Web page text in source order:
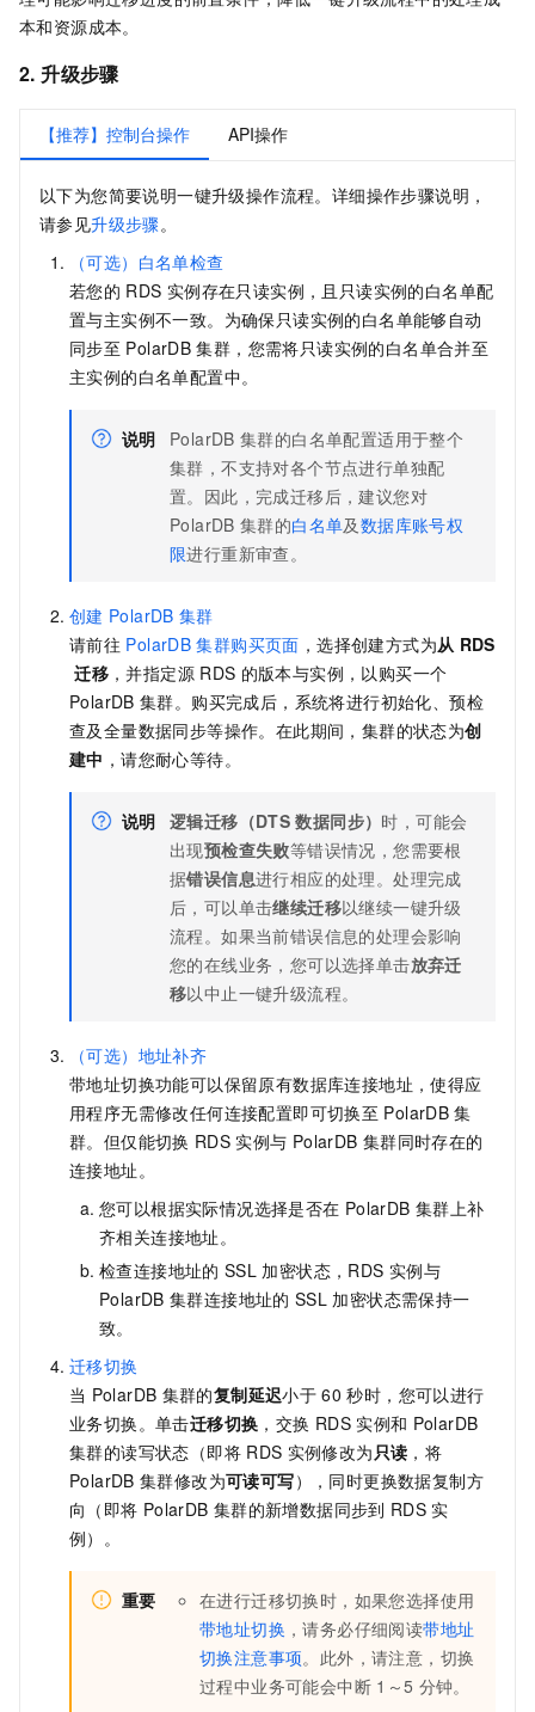
本和资源成本。
2. 升级步骤
【推荐】控制台操作 API操作
以下为您简要说明一键升级操作流程。详细操作步骤说明，
请参见升级步骤。
（可选）白名单检查
若您的 RDS 实例存在只读实例，且只读实例的白名单配
置与主实例不一致。为确保只读实例的白名单能够自动
同步至 PolarDB 集群，您需将只读实例的白名单合并至
主实例的白名单配置中。
说明 PolarDB 集群的白名单配置适用于整个
集群，不支持对各个节点进行单独配
置。因此，完成迁移后，建议您对
PolarDB 集群的白名单及数据库账号权
限进行重新审查。
创建 PolarDB 集群
请前往 PolarDB 集群购买页面 ，选择创建方式为从 RDS
迁移 ，并指定源 RDS 的版本与实例，以购买一个
PolarDB 集群。购买完成后，系统将进行初始化、预检
查及全量数据同步等操作。在此期间，集群的状态为创
建中 ，请您耐心等待。
说明 逻辑迁移（DTS 数据同步） 时，可能会
出现预检查失败等错误情况，您需要根
据错误信息进行相应的处理。处理完成
后，可以单击继续迁移以继续一键升级
流程。如果当前错误信息的处理会影响
您的在线业务，您可以选择单击放弃迁
移以中止一键升级流程。
（可选）地址补齐
带地址切换功能可以保留原有数据库连接地址，使得应
用程序无需修改任何连接配置即可切换至 PolarDB 集
群。但仅能切换 RDS 实例与 PolarDB 集群同时存在的
连接地址。
您可以根据实际情况选择是否在 PolarDB 集群上补
齐相关连接地址。
检查连接地址的 SSL 加密状态， RDS 实例与
PolarDB 集群连接地址的 SSL 加密状态需保持一
致。
迁移切换
当 PolarDB 集群的复制延迟小于 60 秒时，您可以进行
业务切换。单击迁移切换 ，交换 RDS 实例和 PolarDB
集群的读写状态（即将 RDS 实例修改为只读 ，将
PolarDB 集群修改为可读可写），同时更换数据复制方
向（即将 PolarDB 集群的新增数据同步到 RDS 实
例）。
重要
在进行迁移切换时，如果您选择使用
带地址切换 ，请务必仔细阅读带地址
切换注意事项。此外，请注意，切换
过程中业务可能会中断 1～5 分钟。